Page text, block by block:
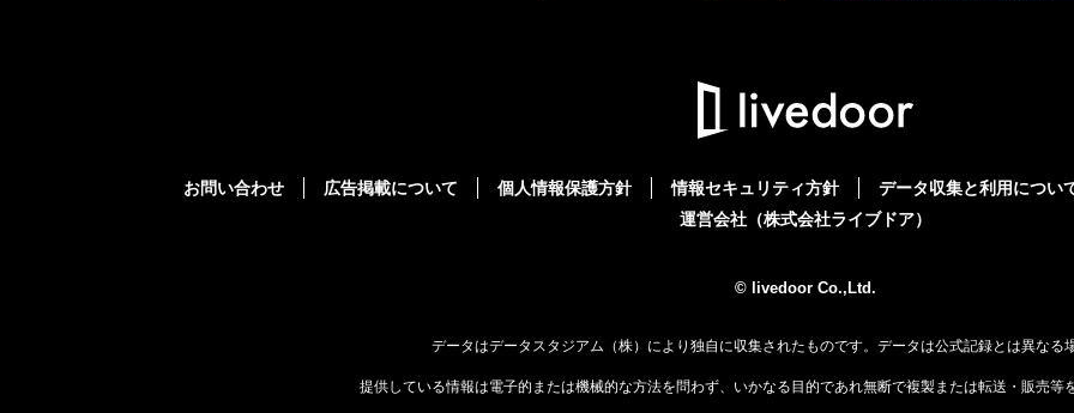
お問い合わせ 広告掲載について 個人情報保護方針 情報セキュリティ方針
データ収集と利用につい
運営会社（株式会社ライブドア）
© livedoor Co.,Ltd.
データはデータスタジアム（株）により独自に収集されたものです。データは公式記録とは異なる
提供している情報は電子的または機械的な方法を問わず、いかなる目的であれ無断で複製または転送・販売等